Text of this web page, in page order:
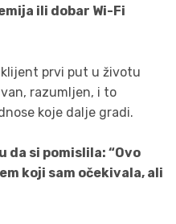
ili dobar Wi-Fi
prvi put u životu
razumljen, i to
koje dalje gradi.
si pomislila: “Ovo
koji sam očekivala, ali